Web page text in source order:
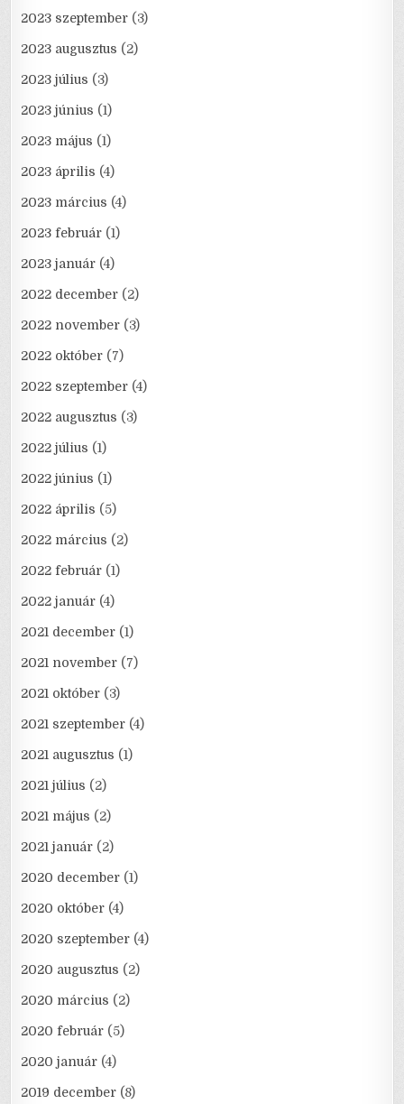
2023 szeptember (3)
2023 augusztus (2)
2023 július (3)
2023 június (1)
2023 május (1)
2023 április (4)
2023 március (4)
2023 február (1)
2023 január (4)
2022 december (2)
2022 november (3)
2022 október (7)
2022 szeptember (4)
2022 augusztus (3)
2022 július (1)
2022 június (1)
2022 április (5)
2022 március (2)
2022 február (1)
2022 január (4)
2021 december (1)
2021 november (7)
2021 október (3)
2021 szeptember (4)
2021 augusztus (1)
2021 július (2)
2021 május (2)
2021 január (2)
2020 december (1)
2020 október (4)
2020 szeptember (4)
2020 augusztus (2)
2020 március (2)
2020 február (5)
2020 január (4)
2019 december (8)